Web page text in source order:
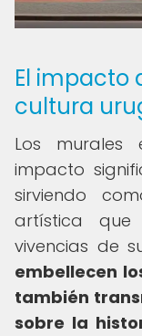
El impacto
cultura
Los murales
impacto
sirviendo
artística
vivencias de
embellecen
también
sobre la